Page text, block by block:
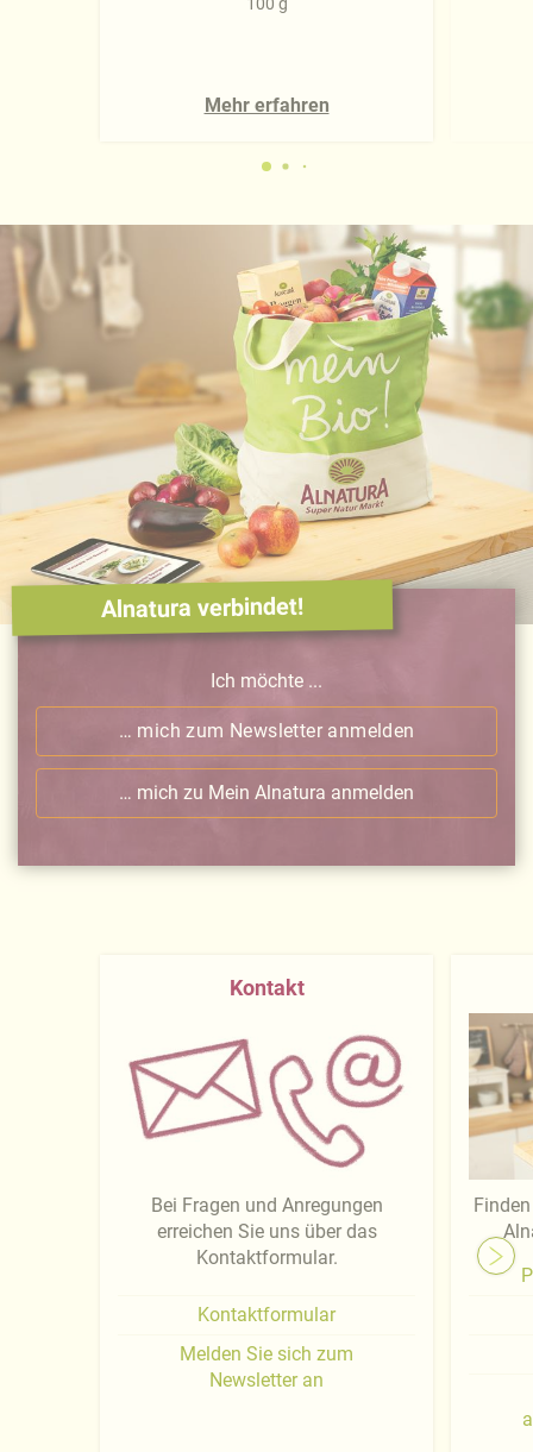
Mehr erfahren
Alnatura verbindet!
Ich möchte ...
… mich zum Newsletter anmelden
… mich zu Mein Alnatura anmelden
Kontakt
Bei Fragen und Anregungen
erreichen Sie uns über das
Kontaktformular.
Kontaktformular
Melden Sie sich zum
Newsletter an